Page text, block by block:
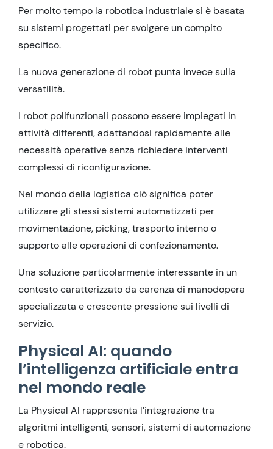
Per molto tempo la robotica industriale si è basata
su sistemi progettati per svolgere un compito
specifico.
La nuova generazione di robot punta invece sulla
versatilità.
I robot polifunzionali possono essere impiegati in
attività differenti, adattandosi rapidamente alle
necessità operative senza richiedere interventi
complessi di riconfigurazione.
Nel mondo della logistica ciò significa poter
utilizzare gli stessi sistemi automatizzati per
movimentazione, picking, trasporto interno o
supporto alle operazioni di confezionamento.
Una soluzione particolarmente interessante in un
contesto caratterizzato da carenza di manodopera
specializzata e crescente pressione sui livelli di
servizio.
Physical AI: quando
l’intelligenza artificiale entra
nel mondo reale
La Physical AI rappresenta l’integrazione tra
algoritmi intelligenti, sensori, sistemi di automazione
e robotica.